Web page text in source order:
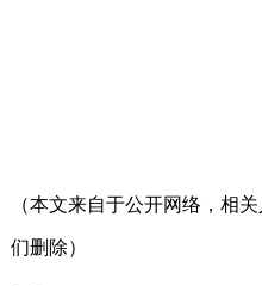
（本文来自于公开网络，相
们删除）